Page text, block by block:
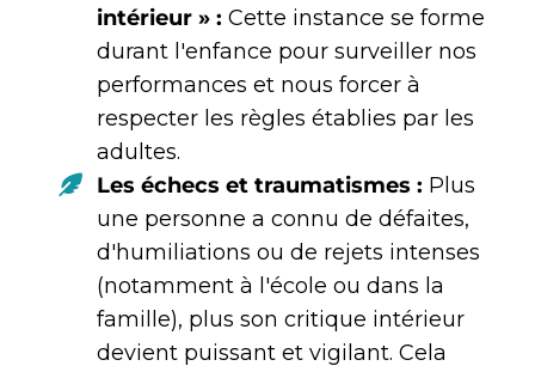
intérieur » : Cette instance se forme
durant l'enfance pour surveiller nos
performances et nous forcer à
respecter les règles établies par les
adultes.
Les échecs et traumatismes : Plus
une personne a connu de défaites,
d'humiliations ou de rejets intenses
(notamment à l'école ou dans la
famille), plus son critique intérieur
devient puissant et vigilant. Cela